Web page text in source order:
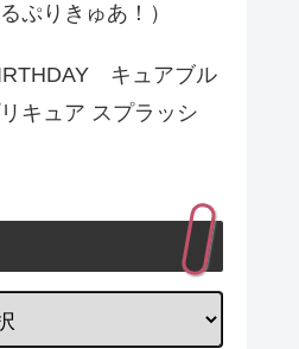
ぷりきゅあ！）
キュアブル
キュア スプラッシ